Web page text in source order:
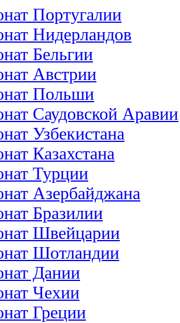
Португалии
Нидерландов
Бельгии
Австрии
Польши
Саудовской Аравии
Узбекистана
Казахстана
Турции
Азербайджана
Бразилии
Швейцарии
Шотландии
Дании
Чехии
Греции